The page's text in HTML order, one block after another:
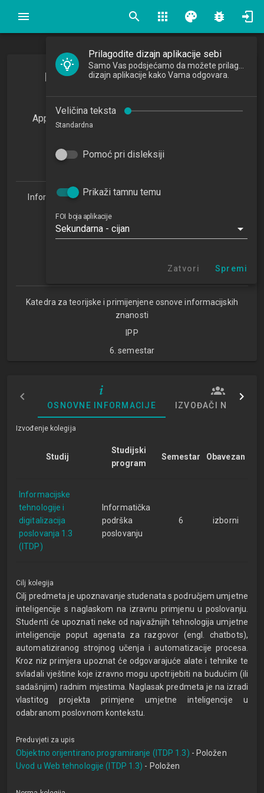
search apps palette bug_report
Primjena umjetne inteligencije u
poslovanju
Application of Artificial Intelligence in Business
3
Informacijske tehnologije i digitalizacija poslovanja 1.3
Studijski centar Sisak (ITDP 1.3)
Studijski centar Varaždin
Studijski centar Zagreb
Katedra za teorijske i primijenjene osnove informacijskih
znanosti
IPP
6. semestar
OSNOVNE INFORMACIJE IZVOĐAČI NASTAVE
Izvođenje kolegija
Studij
Studijski
program
Semestar Obavezan
Informacijske
tehnologije i
digitalizacija
poslovanja 1.3
(ITDP)
Informatička
podrška
poslovanju
6 izborni
Cilj kolegija
Cilj predmeta je upoznavanje studenata s područjem umjetne
inteligencije s naglaskom na izravnu primjenu u poslovanju.
Studenti će upoznati neke od najvažnijih tehnologija umjetne
inteligencije poput agenata za razgovor (engl. chatbots),
automatiziranog strojnog učenja i automatizacije procesa.
Kroz niz primjera upoznat će odgovarajuće alate i tehnike te
svladali vještine koje izravno mogu upotrijebiti na budućim (ili
sadašnjim) radnim mjestima. Naglasak predmeta je na izradi
vlastitog projekta primjene umjetne inteligencije u
odabranom poslovnom kontekstu.
Preduvjeti za upis
Objektno orijentirano programiranje (ITDP 1.3) - Položen
Uvod u Web tehnologije (ITDP 1.3) - Položen
Prilagodite dizajn aplikacije sebi
dizajn aplikacije kako Vama odgovara.
Veličina teksta
Standardna
Pomoć pri disleksiji
Prikaži tamnu temu
FOI boja aplikacije
Sekundarna - cijan
Zatvori Spremi